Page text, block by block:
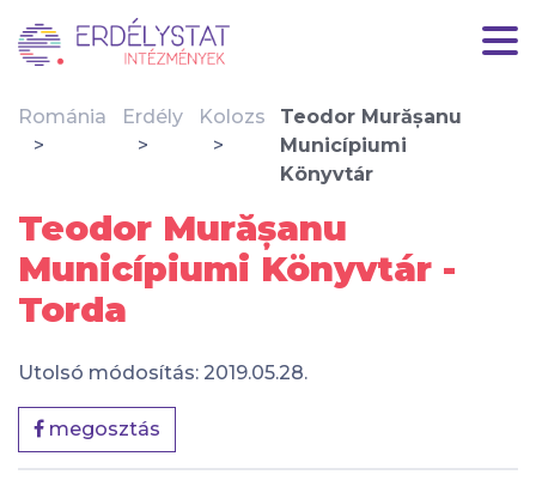
Románia Erdély Kolozs
Teodor Murășanu
Municípiumi
Könyvtár
Teodor Murășanu
Municípiumi Könyvtár -
Torda
Utolsó módosítás: 2019.05.28.
megosztás